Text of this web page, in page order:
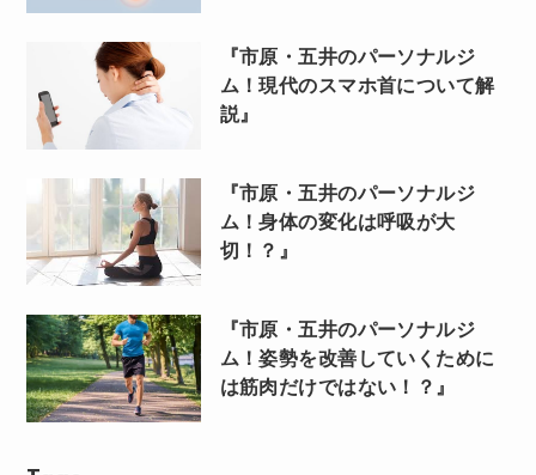
『市原・五井のパーソナルジ
ム！現代のスマホ首について解
説』
『市原・五井のパーソナルジ
ム！身体の変化は呼吸が大
切！？』
『市原・五井のパーソナルジ
ム！姿勢を改善していくために
は筋肉だけではない！？』